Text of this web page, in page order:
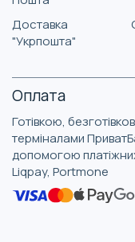
Доставка
"Укрпошта"
Оплата
Готівкою,
терміналами
допомогою
Liqpay, Portmone